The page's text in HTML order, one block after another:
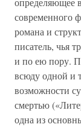
современного
романа и
писатель, чья
и по ею пору.
всюду одной и
возможности
смертью
одна из